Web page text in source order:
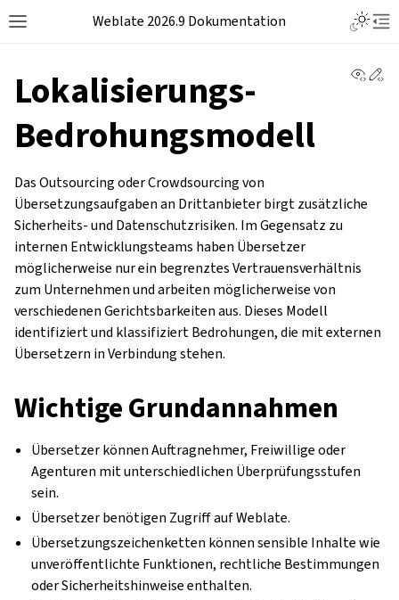
Weblate 2026.9 Dokumentation
Lokalisierungs-
Bedrohungsmodell
Das Outsourcing oder Crowdsourcing von
Übersetzungsaufgaben an Drittanbieter birgt zusätzliche
Sicherheits- und Datenschutzrisiken. Im Gegensatz zu
internen Entwicklungsteams haben Übersetzer
möglicherweise nur ein begrenztes Vertrauensverhältnis
zum Unternehmen und arbeiten möglicherweise von
verschiedenen Gerichtsbarkeiten aus. Dieses Modell
identifiziert und klassifiziert Bedrohungen, die mit externen
Übersetzern in Verbindung stehen.
Wichtige Grundannahmen
Übersetzer können Auftragnehmer, Freiwillige oder
Agenturen mit unterschiedlichen Überprüfungsstufen
sein.
Übersetzer benötigen Zugriff auf Weblate.
Übersetzungszeichenketten können sensible Inhalte wie
unveröffentlichte Funktionen, rechtliche Bestimmungen
oder Sicherheitshinweise enthalten.